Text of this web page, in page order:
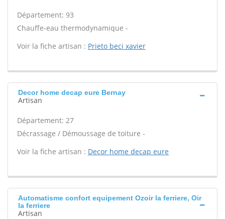
Département: 93
Chauffe-eau thermodynamique -
Voir la fiche artisan : Prieto beci xavier
Decor home decap eure Bernay
Artisan
Département: 27
Décrassage / Démoussage de toiture -
Voir la fiche artisan : Decor home decap eure
Automatisme confort equipement Ozoir la ferriere, Oir
la ferriere
Artisan